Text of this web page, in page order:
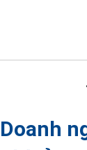
Doanh